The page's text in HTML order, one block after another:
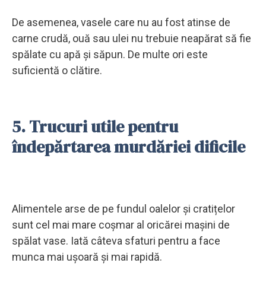
De asemenea, vasele care nu au fost atinse de
carne crudă, ouă sau ulei nu trebuie neapărat să fie
spălate cu apă și săpun. De multe ori este
suficientă o clătire.
5. Trucuri utile pentru
îndepărtarea murdăriei dificile
Alimentele arse de pe fundul oalelor și cratițelor
sunt cel mai mare coșmar al oricărei mașini de
spălat vase. Iată câteva sfaturi pentru a face
munca mai ușoară și mai rapidă.